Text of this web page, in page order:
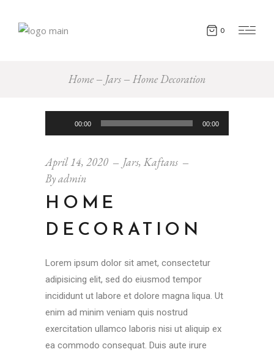
0
Home Jars Home Decoration
Player
00:00 00:00
April 14, 2020 Jars, Kaftans
Byadmin
HOME
DECORATION
Lorem ipsum dolor sit amet, consectetur
adipisicing elit, sed do eiusmod tempor
incididunt ut labore et dolore magna liqua. Ut
enim ad minim veniam quis nostrud
exercitation ullamco laboris nisi ut aliquip ex
ea commodo consequat. Duis aute irure